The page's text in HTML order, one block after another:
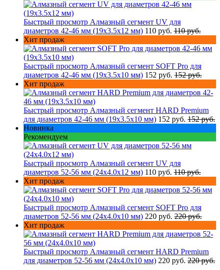
Быстрый просмотр Алмазный сегмент UV для
диаметров 42-46 мм (19х3.5х12 мм) 110 руб. 110 руб.
Хит продаж
Быстрый просмотр Алмазный сегмент SOFT Pro для
диаметров 42-46 мм (19х3.5х10 мм) 152 руб. 152 руб.
Хит продаж
Быстрый просмотр Алмазный сегмент HARD Premium
для диаметров 42-46 мм (19х3.5х10 мм) 152 руб. 152 руб.
Новинка
Рекомендуем
Быстрый просмотр Алмазный сегмент UV для
диаметров 52-56 мм (24х4.0х12 мм) 110 руб. 110 руб.
Хит продаж
Быстрый просмотр Алмазный сегмент SOFT Pro для
диаметров 52-56 мм (24х4.0х10 мм) 220 руб. 220 руб.
Хит продаж
Быстрый просмотр Алмазный сегмент HARD Premium
для диаметров 52-56 мм (24х4.0х10 мм) 220 руб. 220 руб.